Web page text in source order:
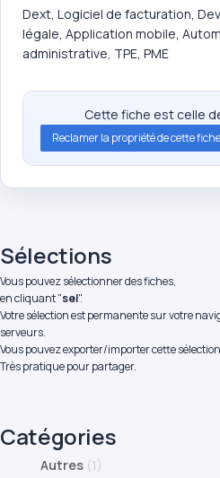
Dext, Logiciel de facturation,
légale, Application mobile,
administrative, TPE, PME
Cette fiche est celle
Reclamer la propriété de cette
Sélections
Vous pouvez sélectionner des fiches,
en cliquant "sel".
Votre sélection est permanente sur votre
serveurs.
Vous pouvez exporter/importer cette
Très pratique pour partager.
Catégories
Autres (1)